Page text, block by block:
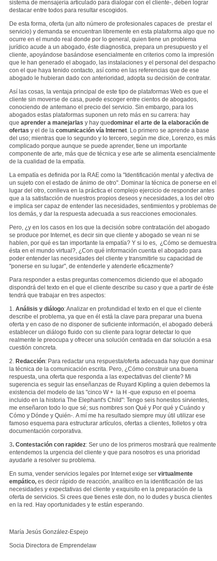
sistema de mensajería articulado para dialogar con el cliente-, deben lograr
destacar entre todos para resultar escogidos.
De esta forma, oferta (un alto número de profesionales capaces de prestar el
servicio) y demanda se encuentran libremente en esta plataforma algo que no
ocurre en el mundo real donde por lo general, quien tiene un problema
jurídico acude a un abogado, éste diagnostica, prepara un presupuesto y el
cliente, apoyándose basándose esencialmente en criterios como la impresión
que le han generado el abogado, las instalaciones y el personal del despacho
con el que haya tenido contacto, así como en las referencias que de ese
abogado le hubieran dado con anterioridad, adopta su decisión de contratar.
Así las cosas, la ventaja principal de este tipo de plataformas Web es que el
cliente sin moverse de casa, puede escoger entre cientos de abogados,
conociendo de antemano el precio del servicio. Sin embargo, para los
abogados estas plataformas suponen un reto más en su carrera: hay
que aprender a manejarlas y hay quedominar el arte de la elaboración de
ofertas y el de la comunicación vía Internet. Lo primero se aprende a base
del uso; mientras que lo segundo y lo tercero, según me dice, Lorenzo, es más
complicado porque aunque se puede aprender, tiene un importante
componente de arte, más que de técnica y ese arte se alimenta esencialmente
de la cualidad de la empatía.
La empatía es definida por la RAE como la "Identificación mental y afectiva de
un sujeto con el estado de ánimo de otro". Dominar la técnica de ponerse en el
lugar del otro, conlleva en la práctica el complejo ejercicio de responder antes
que a la satisfacción de nuestros propios deseos y necesidades, a los del otro
e implica ser capaz de entender las necesidades, sentimientos y problemas de
los demás, y dar la respuesta adecuada a sus reacciones emocionales.
Pero, ¿y en los casos en los que la decisión sobre contratación del abogado
se produce por Internet, es decir sin que cliente y abogado se vean ni se
hablen, por qué es tan importante la empatía? Y si lo es, ¿Cómo se demuestra
ésta en el mundo virtual?, ¿Con qué información cuenta el abogado para
poder entender las necesidades del cliente y transmitirle su capacidad de
"ponerse en su lugar", de entenderle y atenderle eficazmente?
Para responder a estas preguntas comencemos diciendo que el abogado
dispondrá del texto en el que el cliente describe su caso y que a partir de éste
tendrá que trabajar en tres aspectos:
1. Análisis y diálogo: Analizar en profundidad el texto en el que el cliente
describe el problema, ya que en él está la clave para preparar una buena
oferta y en caso de no disponer de suficiente información, el abogado deberá
establecer un diálogo fluido con su cliente para lograr detectar lo que
realmente le preocupa y ofrecer una solución centrada en dar solución a esa
cuestión concreta.
2. Redacción: Para redactar una respuesta/oferta adecuada hay que dominar
la técnica de la comunicación escrita. Pero, ¿Cómo construir una buena
respuesta, una oferta que responda a las expectativas del cliente? Mi
sugerencia es seguir las enseñanzas de Ruyard Kipling a quien debemos la
existencia del modelo de las "cinco W + la H -que expuso en el poema
incluido en la historia The Elephant's Child": Tengo seis honestos sirvientes,
me enseñaron todo lo que sé; sus nombres son Qué y Por qué y Cuándo y
Cómo y Dónde y Quién-.A mí me ha resultado siempre muy útil utilizar ese
famoso esquema para estructurar artículos, ofertas a clientes, folletos y otra
documentación corporativa.
3. Contestación con rapidez: Ser uno de los primeros mostrará que realmente
entendemos la urgencia del cliente y que para nosotros es una prioridad
ayudarle a resolver su problema.
En suma, vender servicios legales por Internet exige ser virtualmente
empático,es decir rápido de reacción, analítico en la identificación de las
necesidades y expectativas del cliente y exquisito en la preparación de la
oferta de servicios. Si crees que tienes este don, no lo dudes y busca clientes
en la red. Hay oportunidades y te están esperando.
María Jesús González-Espejo
Socia Directora de Emprendelaw